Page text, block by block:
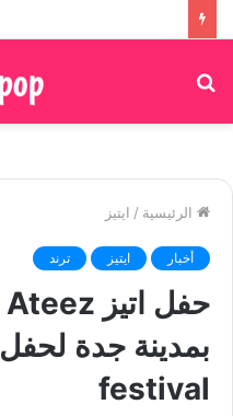
الرئيسية / ايتيز
أخبار ايتيز ترند
festival